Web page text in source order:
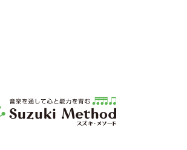
スズキ・メソード | 公益社団法人才能教育研究